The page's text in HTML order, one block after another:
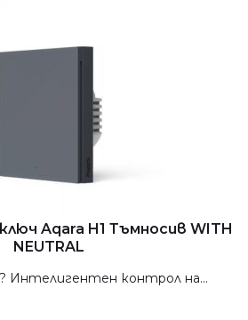
Aqara H1 Тъмносив WITH
NEUTRAL
Интелигентен контрол на...